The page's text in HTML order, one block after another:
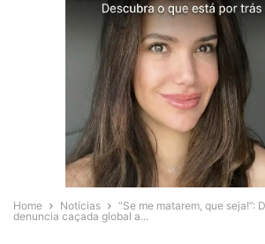
Home Notícias
“Se me matarem, que seja!”:
denuncia caçada global a...